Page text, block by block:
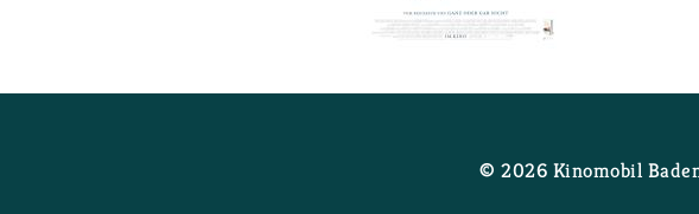
© 2026 Ki­no­mo­bil